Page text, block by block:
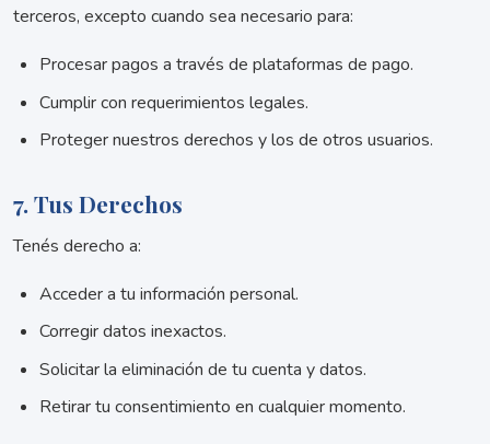
terceros, excepto cuando sea necesario para:
Procesar pagos a través de plataformas de pago.
Cumplir con requerimientos legales.
Proteger nuestros derechos y los de otros usuarios.
7. Tus Derechos
Tenés derecho a:
Acceder a tu información personal.
Corregir datos inexactos.
Solicitar la eliminación de tu cuenta y datos.
Retirar tu consentimiento en cualquier momento.